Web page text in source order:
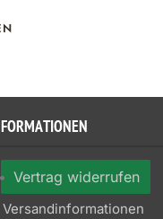
Vertrag widerrufen
Versandinformationen